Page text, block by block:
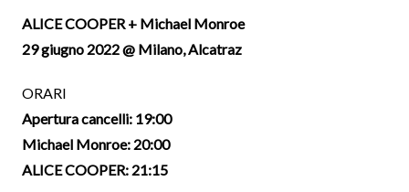
ALICE COOPER + Michael Monroe
29 giugno 2022 @ Milano, Alcatraz
ORARI
Apertura cancelli: 19:00
Michael Monroe: 20:00
ALICE COOPER: 21:15